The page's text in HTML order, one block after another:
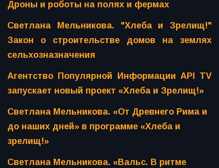
Дроны и роботы на полях и фермах
Светлана Мельникова. "Хлеба и Зрелищ!"
Закон о строительстве домов на землях
сельхозназначения
Агентство Популярной Информации API TV
запускает новый проект «Хлеба и Зрелищ!»
Светлана Мельникова. «От Древнего Рима и
до наших дней» в программе «Хлеба и
зрелищ!»
Светлана Мельникова. «Вальс. В ритме